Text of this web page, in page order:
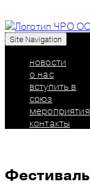
Союз
Site Navigation
новости
о нас
вступить в
союз
мероприятия
контакты
Фестиваль